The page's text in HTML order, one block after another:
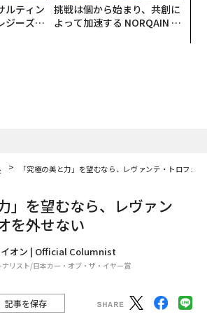
ルティン
ーズが
挑戦は個から始まり、共創に
よって加速する NORQAIN JA
「究極の美と力」を望むなら、レヴァンテ・トロフェ
」を望むなら、レヴァン
を外せない
イオン | Official Columnist
ナリスト/日本カー・オブ・ザ・イヤー賞
記事を保存